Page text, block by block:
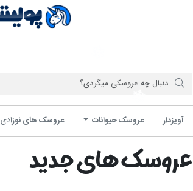
آویزدار عروسک حیوانات عروسک های نوزادی
عروسک های جدید